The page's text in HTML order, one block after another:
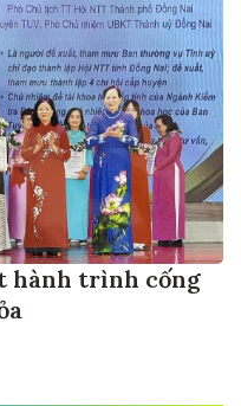
hành trình cống